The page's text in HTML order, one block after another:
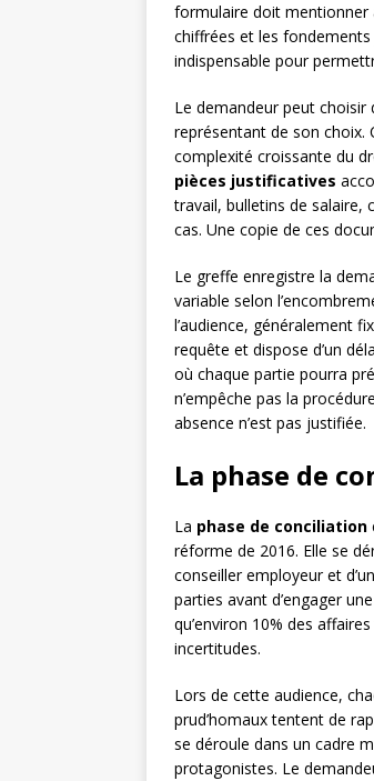
formulaire doit mentionner
chiffrées et les fondements
indispensable pour
Le demandeur peut choisir
représentant de son choix.
complexité croissante du
pièces justificatives
travail, bulletins de salaire,
cas. Une copie de ces
Le greffe enregistre la
variable selon
l’audience, généralement
requête et dispose d’un
où chaque partie pourra
n’empêche pas la
absence n’est pas justifiée.
La phase de
La phase de conciliation
réforme de 2016. Elle se
conseiller employeur et
parties avant d’engager
qu’environ 10% des
incertitudes.
Lors de cette audience,
prud’homaux tentent de
se déroule dans un cadre
protagonistes. Le